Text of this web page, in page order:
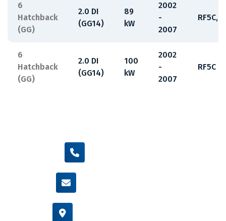
6
Hatchback
(GG)
2.0 DI
(GG14)
89
kW
2002
-
2007
6
Hatchback
(GG)
2.0 DI
(GG14)
100
kW
2002
-
2007
RF5C